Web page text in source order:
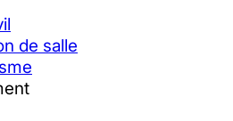
de salle